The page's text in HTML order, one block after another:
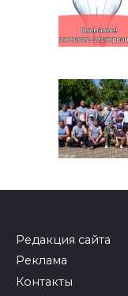
Редакция сайта
Реклама
Контакты